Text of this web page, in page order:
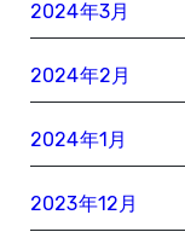
2024年3月
2024年2月
2024年1月
2023年12月